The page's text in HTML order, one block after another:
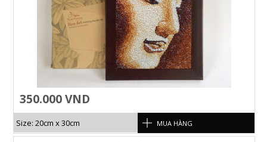
350.000 VND
Size: 20cm x 30cm MUA HÀNG